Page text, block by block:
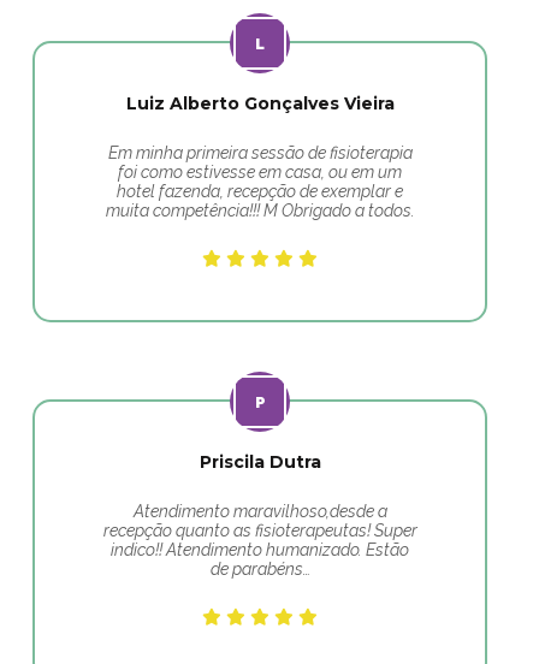
Luiz Alberto Gonçalves Vieira
Em minha primeira sessão de fisioterapia
foi como estivesse em casa, ou em um
hotel fazenda, recepção de exemplar e
muita competência!!! M Obrigado a todos.
Priscila Dutra
Atendimento maravilhoso,desde a
recepção quanto as fisioterapeutas! Super
indico!! Atendimento humanizado. Estão
de parabéns…